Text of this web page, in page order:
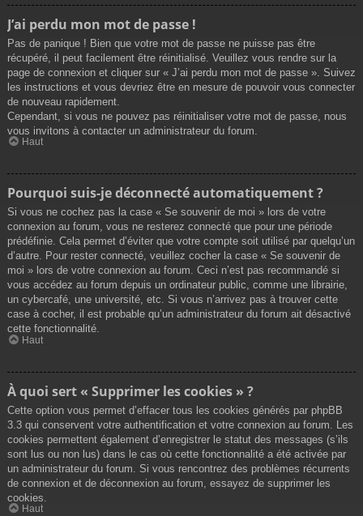
J’ai perdu mon mot de passe !
Pas de panique ! Bien que votre mot de passe ne puisse pas être
récupéré, il peut facilement être réinitialisé. Veuillez vous rendre sur la
page de connexion et cliquer sur « J’ai perdu mon mot de passe ». Suivez
les instructions et vous devriez être en mesure de pouvoir vous connecter
de nouveau rapidement.
Cependant, si vous ne pouvez pas réinitialiser votre mot de passe, nous
vous invitons à contacter un administrateur du forum.
Haut
Pourquoi suis-je déconnecté automatiquement ?
Si vous ne cochez pas la case « Se souvenir de moi » lors de votre
connexion au forum, vous ne resterez connecté que pour une période
prédéfinie. Cela permet d’éviter que votre compte soit utilisé par quelqu’un
d’autre. Pour rester connecté, veuillez cocher la case « Se souvenir de
moi » lors de votre connexion au forum. Ceci n’est pas recommandé si
vous accédez au forum depuis un ordinateur public, comme une librairie,
un cybercafé, une université, etc. Si vous n’arrivez pas à trouver cette
case à cocher, il est probable qu’un administrateur du forum ait désactivé
cette fonctionnalité.
Haut
À quoi sert « Supprimer les cookies » ?
Cette option vous permet d’effacer tous les cookies générés par phpBB
3.3 qui conservent votre authentification et votre connexion au forum. Les
cookies permettent également d’enregistrer le statut des messages (s’ils
sont lus ou non lus) dans le cas où cette fonctionnalité a été activée par
un administrateur du forum. Si vous rencontrez des problèmes récurrents
de connexion et de déconnexion au forum, essayez de supprimer les
cookies.
Haut